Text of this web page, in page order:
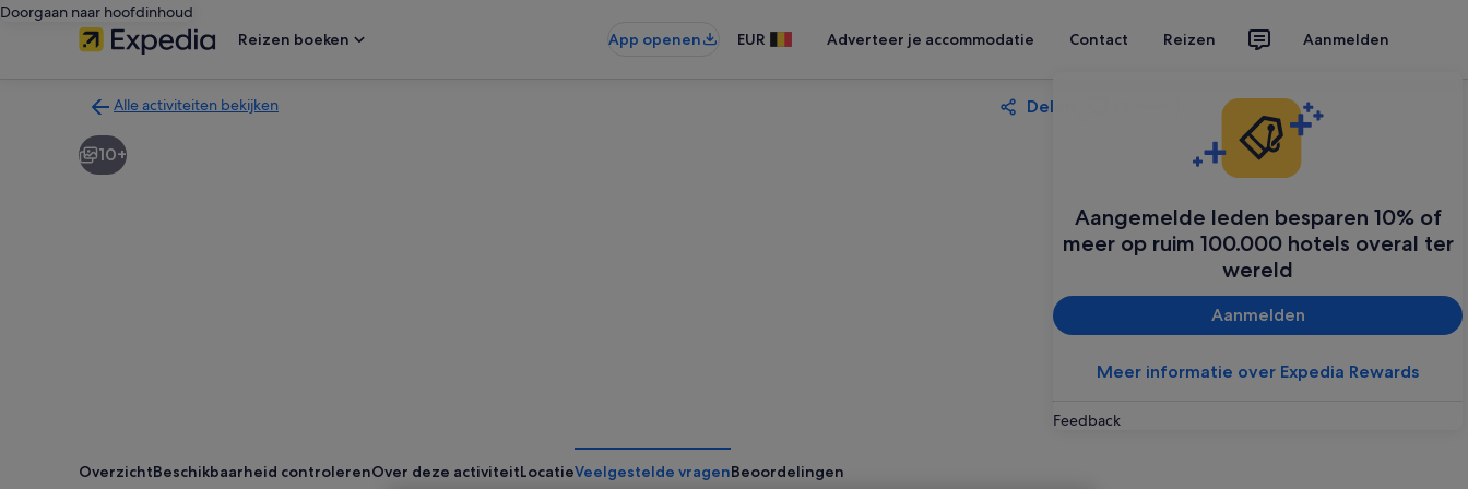
Doorgaan naar hoofdinhoud
Reizen boeken
App openen EUR Adverteer je accommodatie Contact Reizen Aanmelden
Aangemelde leden besparen 10% of
meer op ruim 100.000 hotels overal ter
wereld
Aanmelden
Meer informatie over Expedia Rewards
Feedback
Alle activiteiten bekijken
naar
de
Delen
10+
OverzichtBeschikbaarheid controlerenOver deze activiteitLocatieVeelgestelde vragenBeoordelingen